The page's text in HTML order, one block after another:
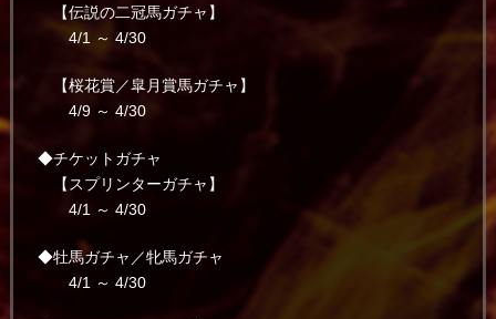
【伝説の二冠馬ガチャ】
4/1 ～ 4/30
【桜花賞／皐月賞馬ガチャ】
4/9 ～ 4/30
◆チケットガチャ
【スプリンターガチャ】
4/1 ～ 4/30
◆牡馬ガチャ／牝馬ガチャ
4/1 ～ 4/30